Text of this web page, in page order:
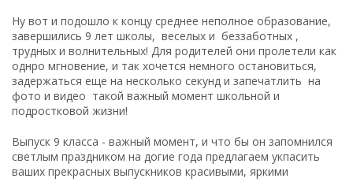
Ну вот и подошло к концу среднее неполное образование,
завершились 9 лет школы, веселых и беззаботных ,
трудных и волнительных! Для родителей они пролетели как
однро мгновение, и так хочется немного остановиться,
задержаться еще на несколько секунд и запечатлить на
фото и видео такой важный момент школьной и
подростковой жизни!
Выпуск 9 класса - важный момент, и что бы он запомнился
светлым праздником на догие года предлагаем укпасить
ваших прекрасных выпускников красивыми, яркими